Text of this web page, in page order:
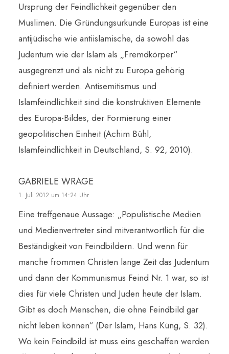
Ursprung der Feindlichkeit gegenüber den
Muslimen. Die Gründungsurkunde Europas ist eine
antijüdische wie antiislamische, da sowohl das
Judentum wie der Islam als „Fremdkörper“
ausgegrenzt und als nicht zu Europa gehörig
definiert werden. Antisemitismus und
Islamfeindlichkeit sind die konstruktiven Elemente
des Europa-Bildes, der Formierung einer
geopolitischen Einheit (Achim Bühl,
Islamfeindlichkeit in Deutschland, S. 92, 2010).
GABRIELE WRAGE
1. Juli 2012 um 14:24 Uhr
Eine treffgenaue Aussage: „Populistische Medien
und Medienvertreter sind mitverantwortlich für die
Beständigkeit von Feindbildern. Und wenn für
manche frommen Christen lange Zeit das Judentum
und dann der Kommunismus Feind Nr. 1 war, so ist
dies für viele Christen und Juden heute der Islam.
Gibt es doch Menschen, die ohne Feindbild gar
nicht leben können“ (Der Islam, Hans Küng, S. 32).
Wo kein Feindbild ist muss eins geschaffen werden